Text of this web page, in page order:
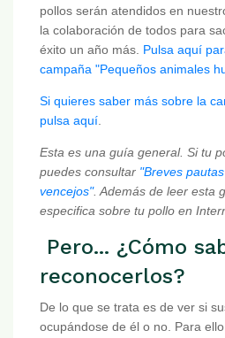
pollos serán atendidos en
la colaboración de todos para
éxito un año más. Pulsa aquí
campaña "Pequeños animales
Si quieres saber más sobre la
pulsa aquí.
Esta es una guía general. Si tu
puedes consultar "Breves
vencejos". Además de leer esta
especifica sobre tu pollo en
Pero... ¿Cómo
reconocerlos?
De lo que se trata es de ver si
ocupándose de él o no. Para